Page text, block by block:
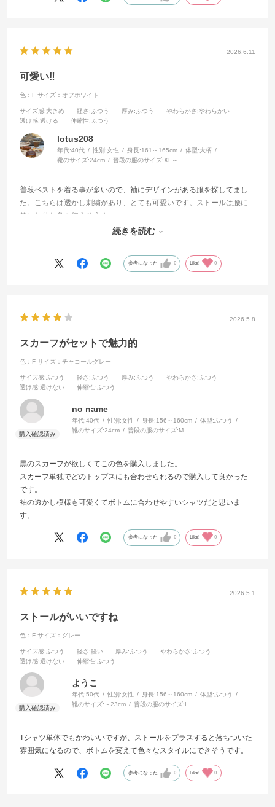
2026.6.11
可愛い‼︎
色：F サイズ：オフホワイト
サイズ感:大きめ 軽さ :ふつう 厚み:ふつう やわらかさ :やわらかい
透け感:透ける 伸縮性:ふつう
lotus208
年代:40代 性別:女性 身長:161～165cm 体型:大柄
靴のサイズ:24cm 普段の服のサイズ:XL～
普段ベストを着る事が多いので、袖にデザインがある服を探してまし
た。こちらは透かし刺繍があり、とても可愛いです。ストールは腰に
巻いたりと色々使えそう！
可愛くて全色欲しかった！！続きを読む
参考になった 0 Like! 0
2026.5.8
スカーフがセットで魅力的
色：F サイズ：チャコールグレー
サイズ感:ふつう 軽さ :ふつう 厚み:ふつう やわらかさ :ふつう
透け感:透けない 伸縮性:ふつう
no name
年代:40代 性別:女性 身長:156～160cm 体型: ふつう
靴のサイズ:24cm 普段の服のサイズ:M
黒のスカーフが欲しくてこの色を購入しました。
スカーフ単独でどのトップスにも合わせられるので購入して良かった
です。
袖の透かし模様も可愛くてボトムに合わせやすいシャツだと思いま
す。
参考になった 0 Like! 0
2026.5.1
ストールがいいですね
色：F サイズ：グレー
サイズ感:ふつう 軽さ :軽い 厚み:ふつう やわらかさ :ふつう
透け感:透けない 伸縮性:ふつう
ようこ
年代:50代 性別:女性 身長:156～160cm 体型:ふつう
靴のサイズ: ～23cm 普段の服のサイズ: L
Tシャツ単体でもかわいいですが、ストールをプラスすると落ちついた
雰囲気になるので、ボトムを変えて色々なスタイルにできそうです。
参考になった 0 Like! 0